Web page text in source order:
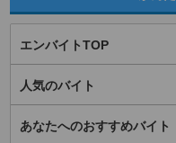
エンバイトTOP
人気のバイト
あなたへのおすすめバイト